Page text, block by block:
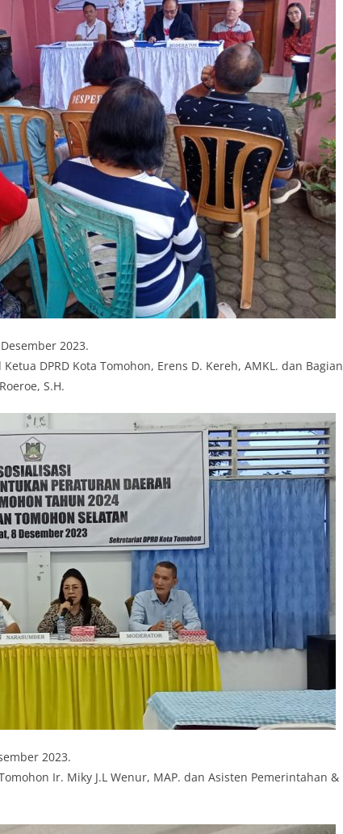
2023.
DPRD Kota Tomohon, Erens D. Kereh, AMKL. dan Bagian
S.H.
2023.
Ir. Miky J.L Wenur, MAP. dan Asisten Pemerintahan &